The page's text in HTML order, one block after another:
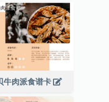
牛肉派食谱卡